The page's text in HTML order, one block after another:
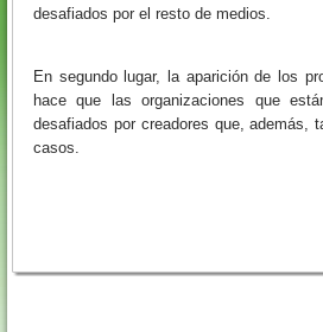
desafiados por el resto de medios.
En segundo lugar, la aparición de los
hace que las organizaciones que
desafiados por creadores que, además,
casos.